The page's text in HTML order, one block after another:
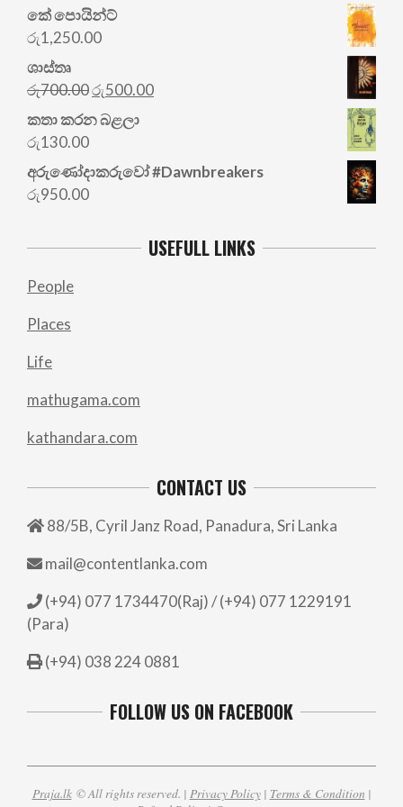
කේ පොයින්ට්
රු1,250.00
ශාස්තෘ
රු700.00Original
price
was:
රු500.00Current
කතා කරන බළලා
රු130.00
අරු‍ණෝදාකරුවෝ #Dawnbreakers
රු950.00
USEFULL LINKS
People
Places
Life
mathugama.com
kathandara.com
CONTACT US
88/5B, Cyril Janz Road, Panadura, Sri Lanka
mail@contentlanka.com
(+94) 077 1734470(Raj) / (+94) 077 1229191
(Para)
(+94) 038 224 0881
FOLLOW US ON FACEBOOK
Praja.lk© All rights reserved. | Privacy Policy| Terms & Condition |